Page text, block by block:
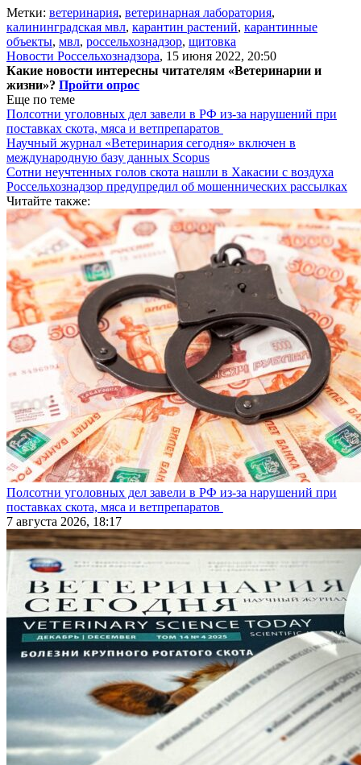
Метки: ветеринария, ветеринарная лаборатория,
калининградская мвл, карантин растений, карантинные
объекты, мвл, россельхознадзор, щитовка
Новости Россельхознадзора, 15 июня 2022, 20:50
Какие новости интересны читателям «Ветеринарии и
жизни»? Пройти опрос
Еще по теме
Полсотни уголовных дел завели в РФ из-за нарушений при
поставках скота, мяса и ветпрепаратов
Научный журнал «Ветеринария сегодня» включен в
международную базу данных Scopus
Сотни неучтенных голов скота нашли в Хакасии с воздуха
Россельхознадзор предупредил об мошеннических рассылках
Читайте также:
Полсотни уголовных дел завели в РФ из-за нарушений при
поставках скота, мяса и ветпрепаратов
7 августа 2026, 18:17